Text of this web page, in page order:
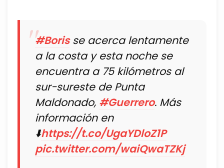
#Borisse acerca lentamente
a la costa y esta noche se
encuentra a 75 kilómetros al
sur-sureste de Punta
Maldonado, #Guerrero. Más
información en
⬇️https://t.co/UgaYDloZ1P
pic.twitter.com/waiQwaTZKj